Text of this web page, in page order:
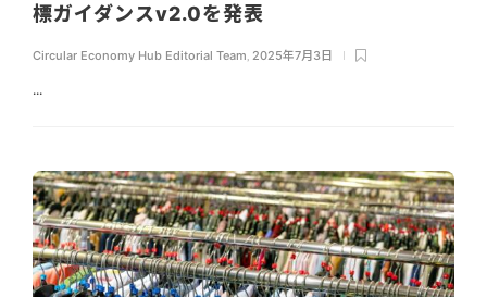
標ガイダンスv2.0を発表
Circular Economy Hub Editorial Team 2025年7月3日
...